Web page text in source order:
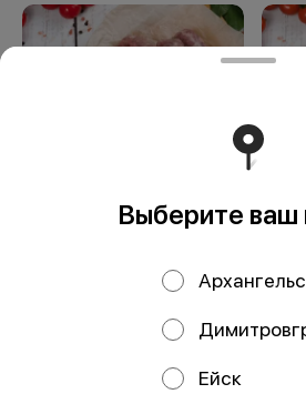
натур.оболочке
Выберите ваш
Ейск